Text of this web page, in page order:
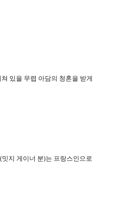
있을 무렵 아담의 청혼을 받게
지 게이너 분)는 프랑스인으로